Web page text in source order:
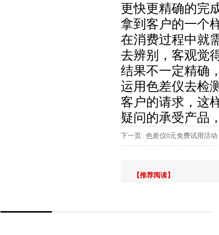
更快更精确的完
拿到客户的一个
在消费过程中就
去辨别，客观觉
结果不一定精确
运用色差仪去检
客户的请求，这
疑问的承受产品
下一页 : 色差仪0元免费试用活动
【推荐阅读】